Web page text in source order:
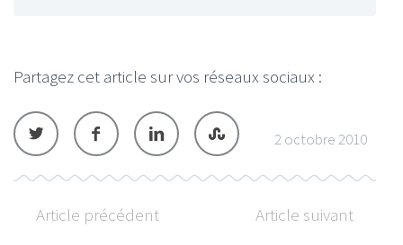
Partagez cet article sur vos réseaux sociaux :
2 octobre 2010
Article précédent Article suivant